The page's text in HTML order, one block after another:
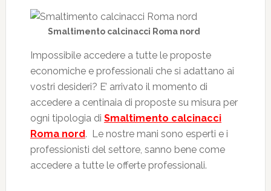
Smaltimento calcinacci Roma nord
Impossibile accedere a tutte le proposte
economiche e professionali che si adattano ai
vostri desideri? E’ arrivato il momento di
accedere a centinaia di proposte su misura per
ogni tipologia di Smaltimento calcinacci
Roma nord. Le nostre mani sono esperti e i
professionisti del settore, sanno bene come
accedere a tutte le offerte professionali.